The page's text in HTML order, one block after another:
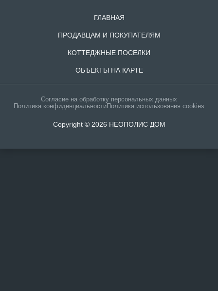
ГЛАВНАЯ
ПРОДАВЦАМ И ПОКУПАТЕЛЯМ
КОТТЕДЖНЫЕ ПОСЕЛКИ
ОБЪЕКТЫ НА КАРТЕ
Согласие на обработку персональных данных
Политика конфиденциальностиПолитика использования cookies
Copyright © 2026 НЕОПОЛИС ДОМ